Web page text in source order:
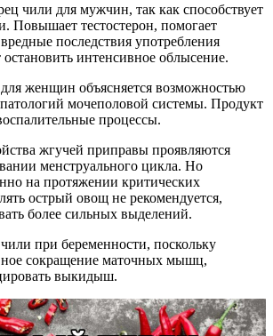
чили для мужчин, так как способствует
Повышает тестостерон, помогает
последствия употребления
остановить интенсивное облысение.
женщин объясняется возможностью
мочеполовой системы. Продукт
процессы.
жгучей приправы проявляются
менструального цикла. Но
на протяжении критических
острый овощ не рекомендуется,
более сильных выделений.
при беременности, поскольку
сокращение маточных мышц,
выкидыш.